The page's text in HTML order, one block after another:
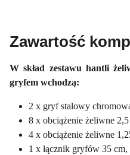
Zawartość
W skład zestawu hantli
gryfem wchodzą:
2 x gryf stalowy
8 x obciążenie żeliwne
4 x obciążenie żeliwne
1 x łącznik gryfów 35 cm,